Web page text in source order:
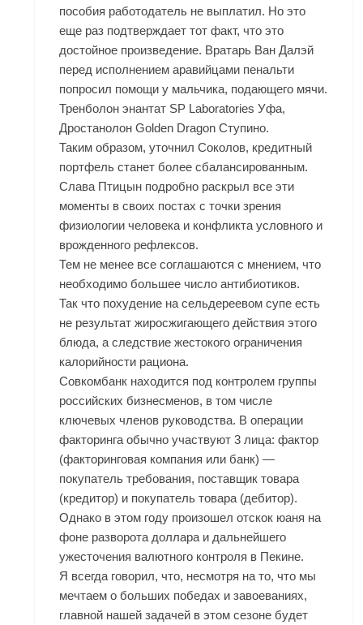
пособия работодатель не выплатил. Но это
еще раз подтверждает тот факт, что это
достойное произведение. Вратарь Ван Далэй
перед исполнением аравийцами пенальти
попросил помощи у мальчика, подающего мячи.
Тренболон энантат SP Laboratories Уфа,
Дростанолон Golden Dragon Ступино.
Таким образом, уточнил Соколов, кредитный
портфель станет более сбалансированным.
Слава Птицын подробно раскрыл все эти
моменты в своих постах с точки зрения
физиологии человека и конфликта условного и
врожденного рефлексов.
Тем не менее все соглашаются с мнением, что
необходимо большее число антибиотиков.
Так что похудение на сельдереевом супе есть
не результат жиросжигающего действия этого
блюда, а следствие жестокого ограничения
калорийности рациона.
Совкомбанк находится под контролем группы
российских бизнесменов, в том числе
ключевых членов руководства. В операции
факторинга обычно участвуют 3 лица: фактор
(факторинговая компания или банк) —
покупатель требования, поставщик товара
(кредитор) и покупатель товара (дебитор).
Однако в этом году произошел отскок юаня на
фоне разворота доллара и дальнейшего
ужесточения валютного контроля в Пекине.
Я всегда говорил, что, несмотря на то, что мы
мечтаем о больших победах и завоеваниях,
главной нашей задачей в этом сезоне будет